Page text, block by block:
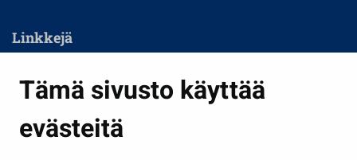
Tämä sivusto käyttää
evästeitä
Linkkejä
Kasvatus ja opetus
Kulttuuri ja liikunta